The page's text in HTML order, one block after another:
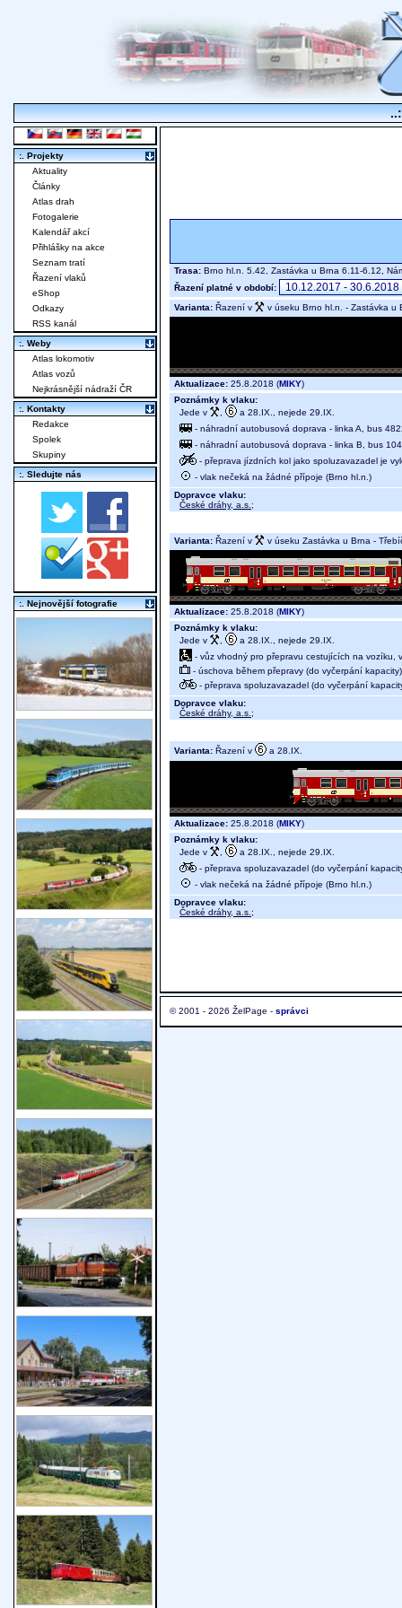
Trasa: Brno hl.n. 5.42, Zastávka u Brna 6.11-6.12,
Řazení platné v období:
Varianta: Řazení v v úseku Brno hl.n. - Zastávka u
Aktualizace: 25.8.2018 (MIKY)
Poznámky k vlaku:
Jede v
a 28.IX., nejede 29.IX.
- náhradní autobusová doprava - linka A, bus
- náhradní autobusová doprava - linka B, bus
- přeprava jízdních kol jako spoluzavazadel je
- vlak nečeká na žádné přípoje (Brno hl.n.)
Dopravce vlaku:
České dráhy, a.s. ;
Varianta: Řazení v v úseku Zastávka u Brna -
Aktualizace: 25.8.2018 (MIKY)
Poznámky k vlaku:
Jede v
a 28.IX., nejede 29.IX.
- vůz vhodný pro přepravu cestujících na vozíku,
- úschova během přepravy (do vyčerpání kapacity)
- přeprava spoluzavazadel (do vyčerpání
Dopravce vlaku:
České dráhy, a.s. ;
Varianta: Řazení v a 28.IX.
Aktualizace: 25.8.2018 (MIKY)
Poznámky k vlaku:
Jede v
a 28.IX., nejede 29.IX.
- přeprava spoluzavazadel (do vyčerpání
- vlak nečeká na žádné přípoje (Brno hl.n.)
Dopravce vlaku:
České dráhy, a.s. ;
© 2001 - 2026 ŽelPage - správci
:. Projekty
Aktuality
Články
Atlas drah
Fotogalerie
Kalendář akcí
Přihlášky na akce
Seznam tratí
Řazení vlaků
eShop
Odkazy
RSS kanál
:. Weby
Atlas lokomotiv
Atlas vozů
Nejkrásnější nádraží ČR
:. Kontakty
Redakce
Spolek
Skupiny
:. Sledujte nás
:. Nejnovější fotografie